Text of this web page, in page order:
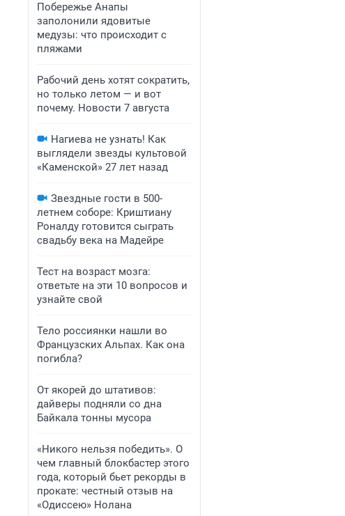
Побережье Анапы
заполонили ядовитые
медузы: что происходит с
пляжами
Рабочий день хотят сократить,
но только летом — и вот
почему. Новости 7 августа
Нагиева не узнать! Как
выглядели звезды культовой
«Каменской» 27 лет назад
Звездные гости в 500-
летнем соборе: Криштиану
Роналду готовится сыграть
свадьбу века на Мадейре
Тест на возраст мозга:
ответьте на эти 10 вопросов и
узнайте свой
Тело россиянки нашли во
Французских Альпах. Как она
погибла?
От якорей до штативов:
дайверы подняли со дна
Байкала тонны мусора
«Никого нельзя победить». О
чем главный блокбастер этого
года, который бьет рекорды в
прокате: честный отзыв на
«Одиссею» Нолана